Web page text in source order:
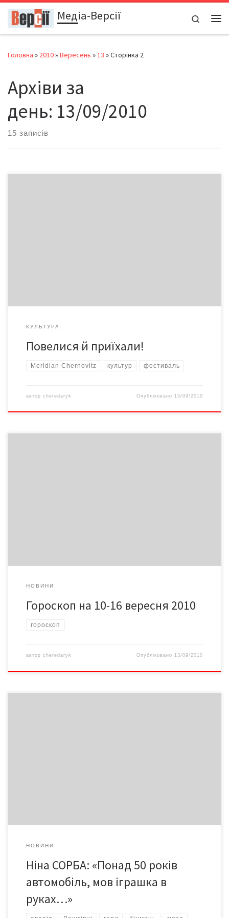
Перейти до вмістуМедіа-Версії
Search
Головна » 2010»Вересень »13 »Сторінка 2
Архіви за
день: 13/09/2010
15 записів
КУЛЬТУРА
Повелися й приїхали!
Meridian Chernovitz культур фестиваль
автор cheredaryk Опубліковано 13/09/2010
НОВИНИ
Гороскоп на 10-16 вересня 2010
гороскоп
автор cheredaryk Опубліковано 13/09/2010
НОВИНИ
Ніна СОРБА: «Понад 50 років
автомобіль, мов іграшка в
руках…»